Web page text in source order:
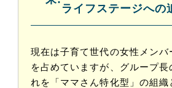
ライフステージへの
現在は子育て世代の女性メンバ
を占めていますが、グループ長
れを「ママさん特化型」の組織